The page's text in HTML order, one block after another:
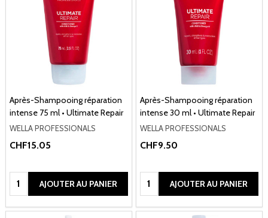
Après-Shampooing réparation
intense 75 ml • Ultimate Repair
WELLA PROFESSIONALS
CHF15.05
Quantité:AJOUTER AU PANIER
Après-Shampooing réparation
intense 30 ml • Ultimate Repair
WELLA PROFESSIONALS
CHF9.50
Quantité:AJOUTER AU PANIER